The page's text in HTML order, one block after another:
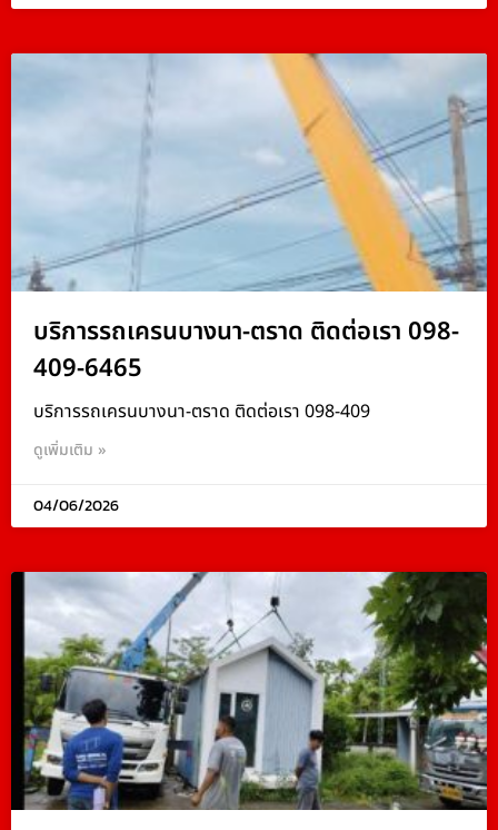
บริการรถเครนบางนา-ตราด ติดต่อเรา 098-
409-6465
บริการรถเครนบางนา-ตราด ติดต่อเรา 098-409
ดูเพิ่มเติม »
04/06/2026